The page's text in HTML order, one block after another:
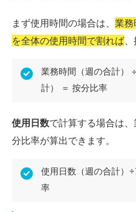
まず使用時間の場合は、 業務
を全体の使用時間で割れば
業務時間（週の合計）
計） ＝ 按分比率
使用日数で計算する場合は
分比率が算出できます。
使用日数（週の合計）
率